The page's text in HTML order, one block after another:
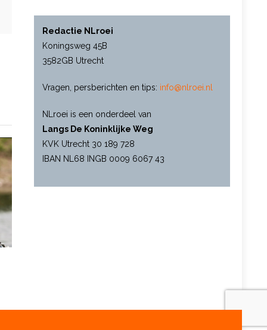
Redactie NLroei
Koningsweg 45B
3582GB Utrecht
Vragen, persberichten en tips: info@nlroei.nl
NLroei is een onderdeel van
Langs De Koninklijke Weg
KVK Utrecht 30 189 728
IBAN NL68 INGB 0009 6067 43